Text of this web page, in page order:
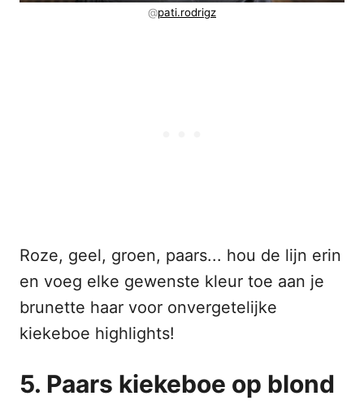
@pati.rodrigz
Roze, geel, groen, paars... hou de lijn erin
en voeg elke gewenste kleur toe aan je
brunette haar voor onvergetelijke
kiekeboe highlights!
5. Paars kiekeboe op blond